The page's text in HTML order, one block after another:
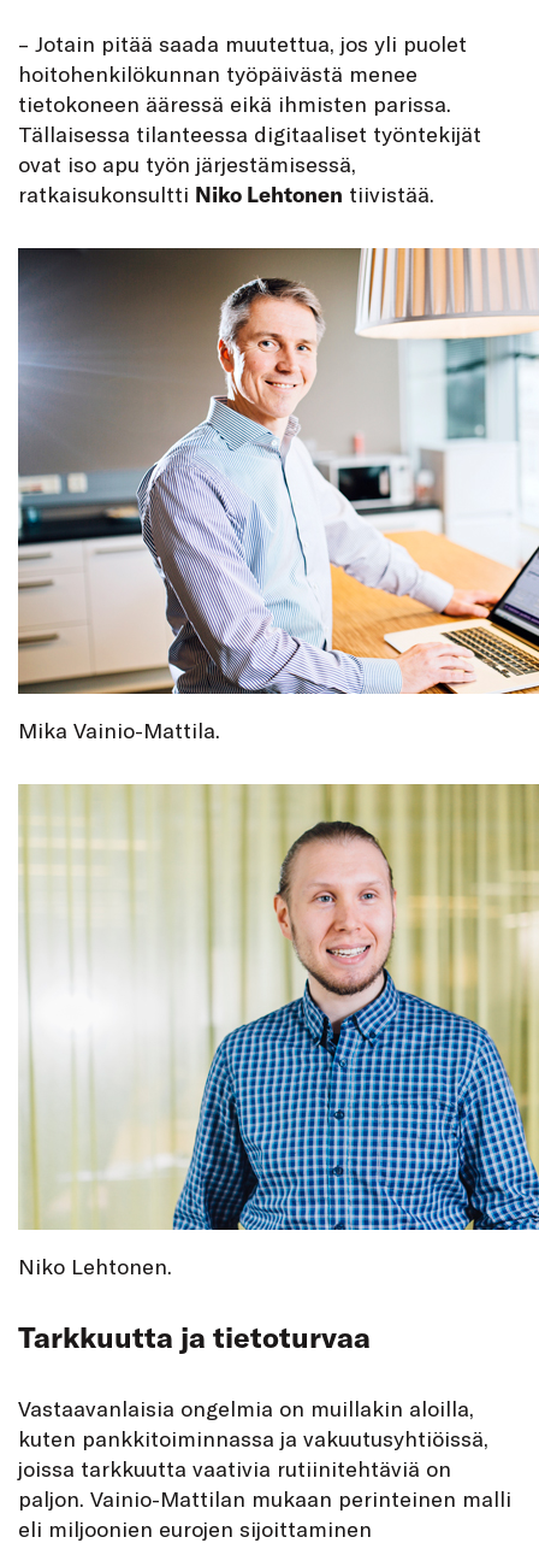
– Jotain pitää saada muutettua, jos yli puolet
hoitohenkilökunnan työpäivästä menee
tietokoneen ääressä eikä ihmisten parissa.
Tällaisessa tilanteessa digitaaliset työntekijät
ovat iso apu työn järjestämisessä,
ratkaisukonsultti Niko Lehtonen tiivistää.
Mika Vainio-Mattila.
Niko Lehtonen.
Tarkkuutta ja tietoturvaa
Vastaavanlaisia ongelmia on muillakin aloilla,
kuten pankkitoiminnassa ja vakuutusyhtiöissä,
joissa tarkkuutta vaativia rutiinitehtäviä on
paljon. Vainio-Mattilan mukaan perinteinen malli
eli miljoonien eurojen sijoittaminen